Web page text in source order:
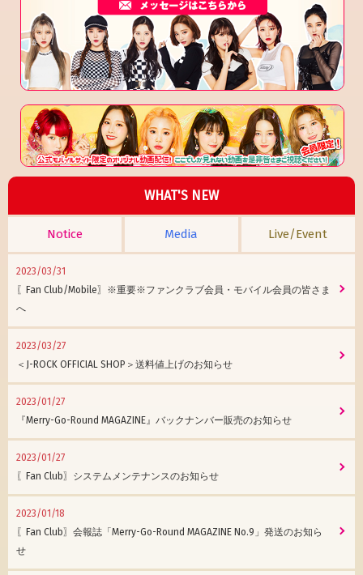
WHAT'S NEW
Notice Media Live/Event
2023/03/31
〖Fan Club/Mobile〗※重要※ファンクラブ会員・モバイル会員の皆さま
へ
2023/03/27
＜J-ROCK OFFICIAL SHOP＞送料値上げのお知らせ
2023/01/27
『Merry-Go-Round MAGAZINE』バックナンバー販売のお知らせ
2023/01/27
〖Fan Club〗システムメンテナンスのお知らせ
2023/01/18
〖Fan Club〗会報誌「Merry-Go-Round MAGAZINE No.9」発送のお知ら
せ